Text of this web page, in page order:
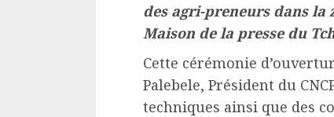
des agri-preneurs dans la
Maison de la presse du
Cette cérémonie
Palebele, Président du
techniques ainsi que des